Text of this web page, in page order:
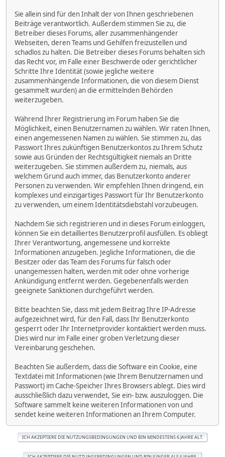
Sie allein sind für den Inhalt der von Ihnen geschriebenen
Beiträge verantwortlich. Außerdem stimmen Sie zu, die
Betreiber dieses Forums, aller zusammenhängender
Webseiten, deren Teams und Gehilfen freizustellen und
schadlos zu halten. Die Betreiber dieses Forums behalten sich
das Recht vor, im Falle einer Beschwerde oder gerichtlicher
Schritte Ihre Identität (sowie jegliche weitere
zusammenhängende Informationen, die von diesem Dienst
gesammelt wurden) an die ermittelnden Behörden
weiterzugeben.
Während Ihrer Registrierung im Forum haben Sie die
Möglichkeit, einen Benutzernamen zu wählen. Wir raten Ihnen,
einen angemessenen Namen zu wählen. Sie stimmen zu, das
Passwort Ihres zukünftigen Benutzerkontos zu Ihrem Schutz
sowie aus Gründen der Rechtsgültigkeit niemals an Dritte
weiterzugeben. Sie stimmen außerdem zu, niemals, aus
welchem Grund auch immer, das Benutzerkonto anderer
Personen zu verwenden. Wir empfehlen Ihnen dringend, ein
komplexes und einzigartiges Passwort für Ihr Benutzerkonto
zu verwenden, um einem Identitätsdiebstahl vorzubeugen.
Nachdem Sie sich registrieren und in dieses Forum einloggen,
können Sie ein detailliertes Benutzerprofil ausfüllen. Es obliegt
Ihrer Verantwortung, angemessene und korrekte
Informationen anzugeben. Jegliche Informationen, die die
Besitzer oder das Team des Forums für falsch oder
unangemessen halten, werden mit oder ohne vorherige
Ankündigung entfernt werden. Gegebenenfalls werden
geeignete Sanktionen durchgeführt werden.
Bitte beachten Sie, dass mit jedem Beitrag Ihre IP-Adresse
aufgezeichnet wird, für den Fall, dass Ihr Benutzerkonto
gesperrt oder Ihr Internetprovider kontaktiert werden muss.
Dies wird nur im Falle einer groben Verletzung dieser
Vereinbarung geschehen.
Beachten Sie außerdem, dass die Software ein Cookie, eine
Textdatei mit Informationen (wie Ihrem Benutzernamen und
Passwort) im Cache-Speicher Ihres Browsers ablegt. Dies wird
ausschließlich dazu verwendet, Sie ein- bzw. auszuloggen. Die
Software sammelt keine weiteren Informationen von und
sendet keine weiteren Informationen an Ihrem Computer.